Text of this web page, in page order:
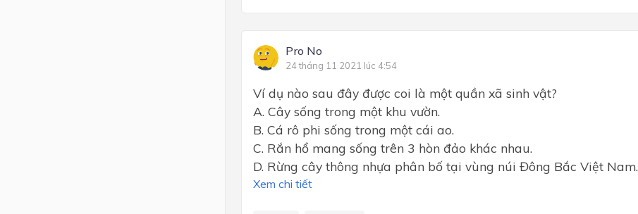
Pro No
24 tháng 11 2021 lúc 4:54
Ví dụ nào sau đây được coi là một quần xã sinh vật?
A. Cây sống trong một khu vườn.
B. Cá rô phi sống trong một cái ao.
C. Rắn hổ mang sống trên 3 hòn đảo khác nhau.
D. Rừng cây thông nhựa phân bố tại vùng núi Đông Bắc Việt Nam.
Xem chi tiết